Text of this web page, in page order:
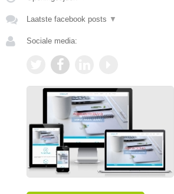
Laatste facebook posts ▼
Sociale media: